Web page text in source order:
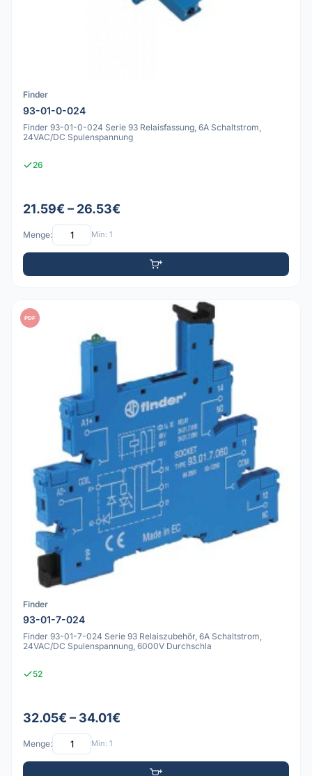
Finder
93-01-0-024
Finder 93-01-0-024 Serie 93 Relaisfassung, 6A Schaltstrom,
24VAC/DC Spulenspannung
26
21.59€ – 26.53€
Menge: Min: 1
PDF
Finder
93-01-7-024
Finder 93-01-7-024 Serie 93 Relaiszubehör, 6A Schaltstrom,
24VAC/DC Spulenspannung, 6000V Durchschla
52
32.05€ – 34.01€
Menge: Min: 1